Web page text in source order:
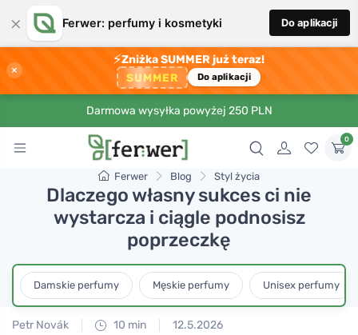
× Ferwer: perfumy i kosmetyki Do aplikacji
×
⚡Zniżka SUMMER już teraz!
SUMMER Do aplikacji
Darmowa wysyłka powyżej 250 PLN
0
Ferwer Blog Styl życia
Dlaczego własny sukces ci nie
wystarcza i ciągle podnosisz
poprzeczkę
Damskie perfumy Męskie perfumy Unisex perfumy
Petr Novák 10 min 12.5.2026